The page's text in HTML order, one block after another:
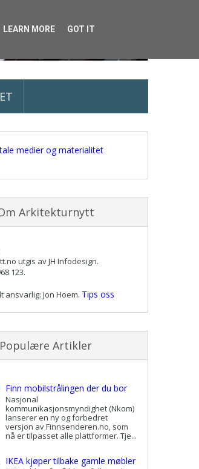
medier og materialitet
Arkitekturnytt
utgis av JH Infodesign.
123.
ansvarlig: Jon Hoem. Tips oss
Populære Artikler
Finn mobilstrålingen der du bor
Nasjonal
kommunikasjonsmyndighet (Nkom)
lanserer en ny og forbedret
versjon av Finnsenderen.no, som
nå er tilpasset alle plattformer. Tje...
IKEA kjøper tilbake gamle møbler
LEARN MORE GOT IT